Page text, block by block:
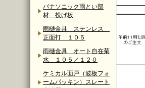
パナソニック雨とい部
材 投げ板
雨樋金具 ステンレス
正面打 １０５
雨樋金具 オート自在菊
水 １０５／１２０
ケミカル面戸（波板フォ
ームパッキン）スレート